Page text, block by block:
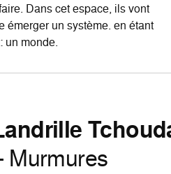
Dans cet espace, ils vont
émerger un système. en étant
un monde.
Murmures